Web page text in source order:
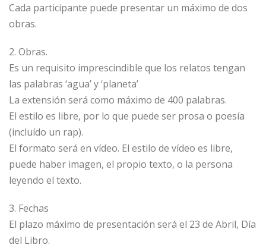
Cada participante puede presentar un máximo de dos
obras.
2. Obras.
Es un requisito imprescindible que los relatos tengan
las palabras ‘agua’ y ‘planeta’
La extensión será como máximo de 400 palabras.
El estilo es libre, por lo que puede ser prosa o poesía
(incluído un rap).
El formato será en vídeo. El estilo de vídeo es libre,
puede haber imagen, el propio texto, o la persona
leyendo el texto.
3. Fechas
El plazo máximo de presentación será el 23 de Abril, Día
del Libro.